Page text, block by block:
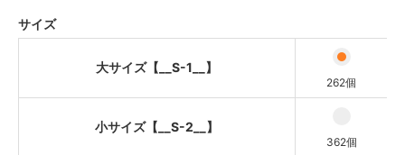
サイズ
大サイズ【__S-1__】
262個
小サイズ【__S-2__】
362個